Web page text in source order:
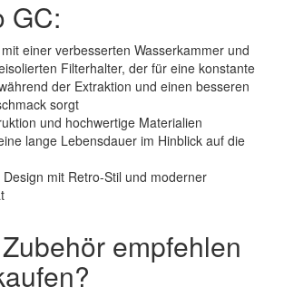
GC:
einer verbesserten Wasserkammer und
Filterhalter, der für eine konstante
der Extraktion und einen besseren
sorgt
und hochwertige Materialien
lange Lebensdauer im Hinblick auf die
mit Retro-Stil und moderner
empfehlen